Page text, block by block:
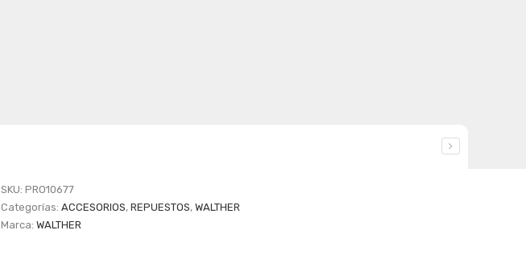
SKU: PRO10677
Categorías: ACCESORIOS, REPUESTOS, WALTHER
Marca: WALTHER